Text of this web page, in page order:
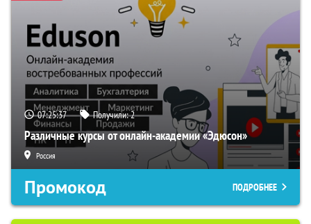
07:25:36 Получили:2
Различные курсы от онлайн-академии «Эдюсон»
Россия
Промокод ПОДРОБНЕЕ